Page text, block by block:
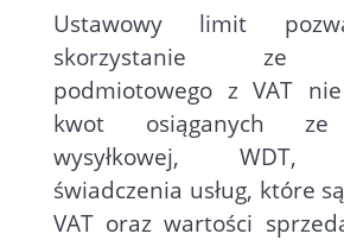
Ustawowy limit
skorzystanie ze
podmiotowego z VAT
kwot osiąganych ze
wysyłkowej, WDT,
świadczenia usług, które
VAT oraz wartości